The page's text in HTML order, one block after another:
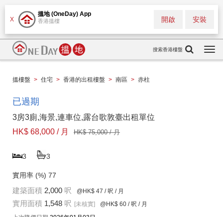
X
搵地 (OneDay) App
香港搵樓 安裝
開啟
搜索香港樓盤
搵樓盤 > 住宅 > 香港的出租樓盤 > 南區 > 赤柱
已過期
3房3廁,海景,連車位,露台歌敦臺出租單位
HK$ 68,000 / 月
HK$ 75,000 / 月
3 3
實用率 (%) 77
建築面積 2,000 呎 @HK$ 47 / 呎 / 月
實用面積 1,548 呎 [未核實] @HK$ 60 / 呎 / 月